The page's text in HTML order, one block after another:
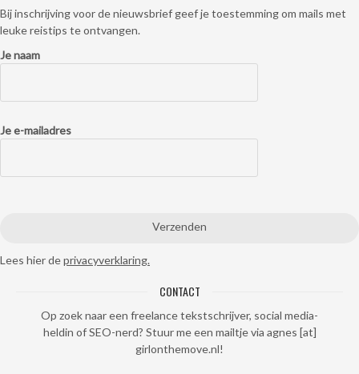
Bij inschrijving voor de nieuwsbrief geef je toestemming om mails met
leuke reistips te ontvangen.
Je naam
Je e-mailadres
Lees hier deprivacyverklaring.
CONTACT
Op zoek naar een freelance tekstschrijver, social media-
heldin of SEO-nerd? Stuur me een mailtje via agnes [at]
girlonthemove.nl!